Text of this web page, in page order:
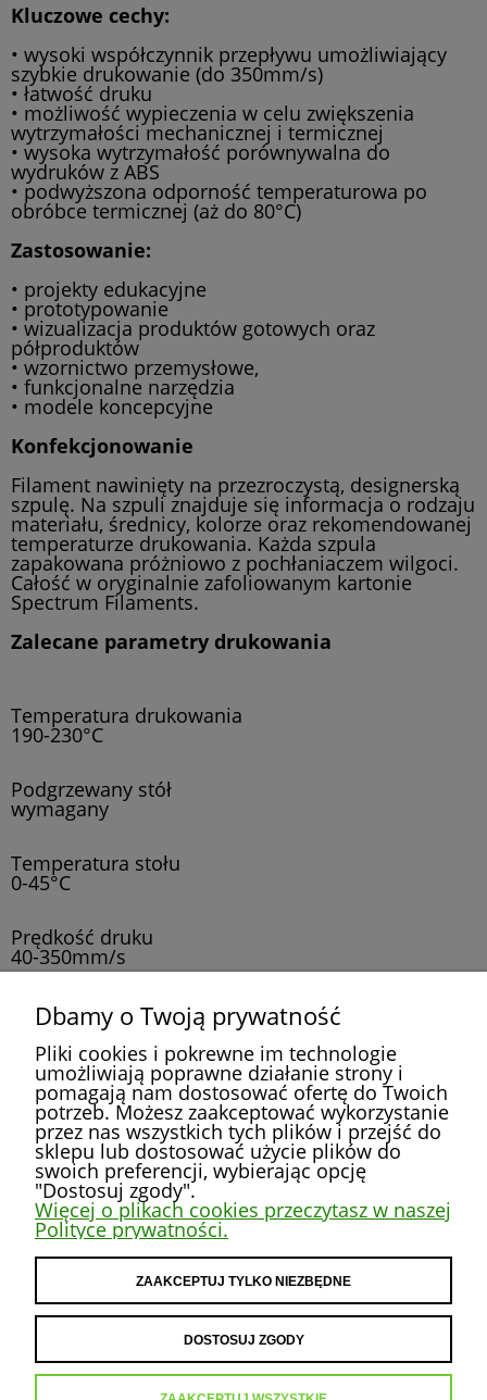
Kluczowe cechy:
• wysoki współczynnik przepływu umożliwiający
szybkie drukowanie (do 350mm/s)
• łatwość druku
• możliwość wypieczenia w celu zwiększenia
wytrzymałości mechanicznej i termicznej
• wysoka wytrzymałość porównywalna do
wydruków z ABS
• podwyższona odporność temperaturowa po
obróbce termicznej (aż do 80°C)
Zastosowanie:
• projekty edukacyjne
• prototypowanie
• wizualizacja produktów gotowych oraz
półproduktów
• wzornictwo przemysłowe,
• funkcjonalne narzędzia
• modele koncepcyjne
Konfekcjonowanie
Filament nawinięty na przezroczystą, designerską
szpulę. Na szpuli znajduje się informacja o rodzaju
materiału, średnicy, kolorze oraz rekomendowanej
temperaturze drukowania. Każda szpula
zapakowana próżniowo z pochłaniaczem wilgoci.
Całość w oryginalnie zafoliowanym kartonie
Spectrum Filaments.
Zalecane parametry drukowania
Temperatura drukowania
190-230°C
Podgrzewany stół
wymagany
Temperatura stołu
0-45°C
Prędkość druku
40-350mm/s
Ogrzewana komora robocza
niewymagana
POMOC
MOJE KONTO
INFORMACJE
Dbamy o Twoją prywatność
Pliki cookies i pokrewne im technologie
umożliwiają poprawne działanie strony i
pomagają nam dostosować ofertę do Twoich
potrzeb. Możesz zaakceptować wykorzystanie
przez nas wszystkich tych plików i przejść do
sklepu lub dostosować użycie plików do
swoich preferencji, wybierając opcję
"Dostosuj zgody".
Więcej o plikach cookies przeczytasz w naszej
Polityce prywatności.
ZAAKCEPTUJ TYLKO NIEZBĘDNE
DOSTOSUJ ZGODY